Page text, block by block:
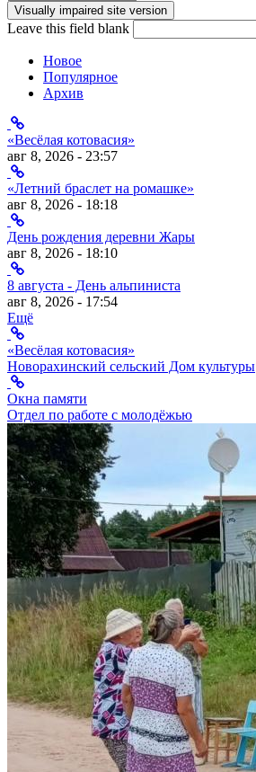
Форма поиска
Leave this field blank
Новое
Популярное
Архив
«Весёлая котовасия»
авг 8, 2026 - 23:57
«Летний браслет на ромашке»
авг 8, 2026 - 18:18
День рождения деревни Жары
авг 8, 2026 - 18:10
8 августа - День альпиниста
авг 8, 2026 - 17:54
Ещё
«Весёлая котовасия»
Новорахинский сельский Дом культуры
Окна памяти
Отдел по работе с молодёжью